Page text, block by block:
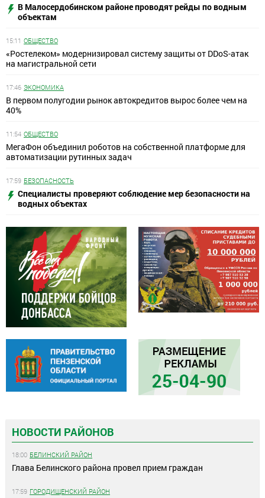
В Малосердобинском районе проводят рейды по водным
объектам
15:11 ОБЩЕСТВО
«Ростелеком» модернизировал систему защиты от DDoS-атак
на магистральной сети
17:46 ЭКОНОМИКА
В первом полугодии рынок автокредитов вырос более чем на
40%
11:54 ОБЩЕСТВО
МегаФон объединил роботов на собственной платформе для
автоматизации рутинных задач
17:59 БЕЗОПАСНОСТЬ
Специалисты проверяют соблюдение мер безопасности на
водных объектах
НОВОСТИ РАЙОНОВ
18:00 БЕЛИНСКИЙ РАЙОН
Глава Белинского района провел прием граждан
17:59 ГОРОДИЩЕНСКИЙ РАЙОН